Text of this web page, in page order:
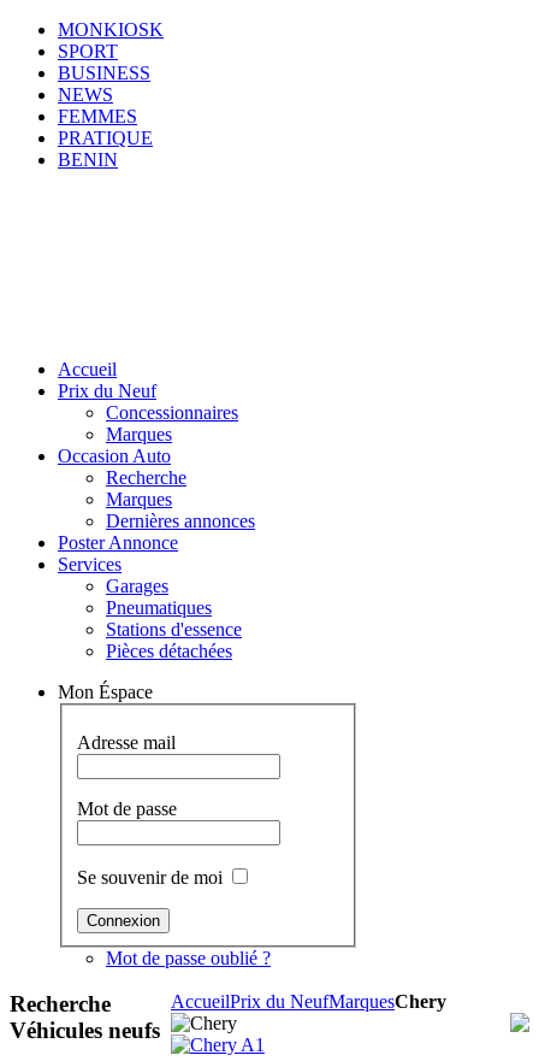
MONKIOSK
SPORT
BUSINESS
NEWS
FEMMES
PRATIQUE
BENIN
Accueil
Prix du Neuf
Concessionnaires
Marques
Occasion Auto
Recherche
Marques
Dernières annonces
Poster Annonce
Services
Garages
Pneumatiques
Stations d'essence
Pièces détachées
Mon Éspace
Adresse mail
Mot de passe
Se souvenir de moi
Mot de passe oublié ?
AccueilPrix du NeufMarquesChery
Recherche
Véhicules neufs